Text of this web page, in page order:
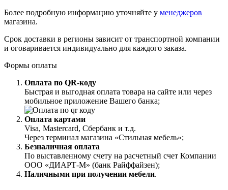
Более подробную информацию уточняйте у менеджеров
магазина.
Срок доставки в регионы зависит от транспортной компании
и оговаривается индивидуально для каждого заказа.
Формы оплаты
Оплата по QR-коду
Быстрая и выгодная оплата товара на сайте или через
мобильное приложение Вашего банка;
Оплата картами
Visa, Mastercard, Сбербанк и т.д.
Через терминал магазина «Стильная мебель»;
Безналичная оплата
По выставленному счету на расчетный счет Компании
ООО «ДИАРТ-М» (банк Райффайзен);
Наличными при получении мебели.